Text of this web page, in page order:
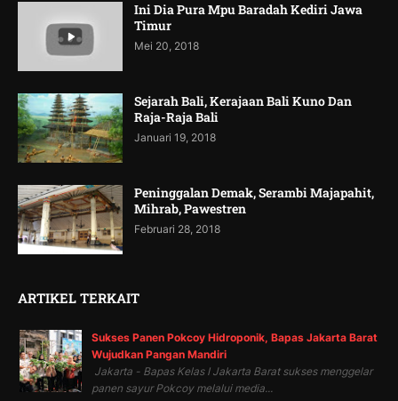
Ini Dia Pura Mpu Baradah Kediri Jawa
Timur
Mei 20, 2018
Sejarah Bali, Kerajaan Bali Kuno Dan
Raja-Raja Bali
Januari 19, 2018
Peninggalan Demak, Serambi Majapahit,
Mihrab, Pawestren
Februari 28, 2018
ARTIKEL TERKAIT
Sukses Panen Pokcoy Hidroponik, Bapas Jakarta Barat
Wujudkan Pangan Mandiri
Jakarta - Bapas Kelas I Jakarta Barat sukses menggelar
panen sayur Pokcoy melalui media...